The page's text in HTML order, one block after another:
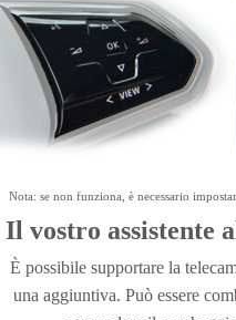
Per garantire la sicurezza
volante sono ancora
volante possono
Regolate facilmente il volume e